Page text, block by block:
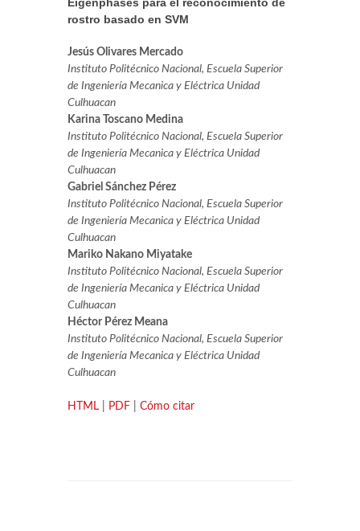
rostro basado en SVM
Jesús Olivares Mercado
Instituto Politécnico Nacional, Escuela Superior
de Ingeniería Mecanica y Eléctrica Unidad
Culhuacan
Karina Toscano Medina
Instituto Politécnico Nacional, Escuela Superior
de Ingeniería Mecanica y Eléctrica Unidad
Culhuacan
Gabriel Sánchez Pérez
Instituto Politécnico Nacional, Escuela Superior
de Ingeniería Mecanica y Eléctrica Unidad
Culhuacan
Mariko Nakano Miyatake
Instituto Politécnico Nacional, Escuela Superior
de Ingeniería Mecanica y Eléctrica Unidad
Culhuacan
Héctor Pérez Meana
Instituto Politécnico Nacional, Escuela Superior
de Ingeniería Mecanica y Eléctrica Unidad
Culhuacan
HTML PDF Cómo citar